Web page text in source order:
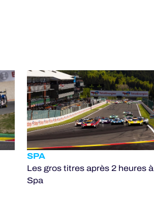
SPA
Les gros titres après 2 heures à
Spa